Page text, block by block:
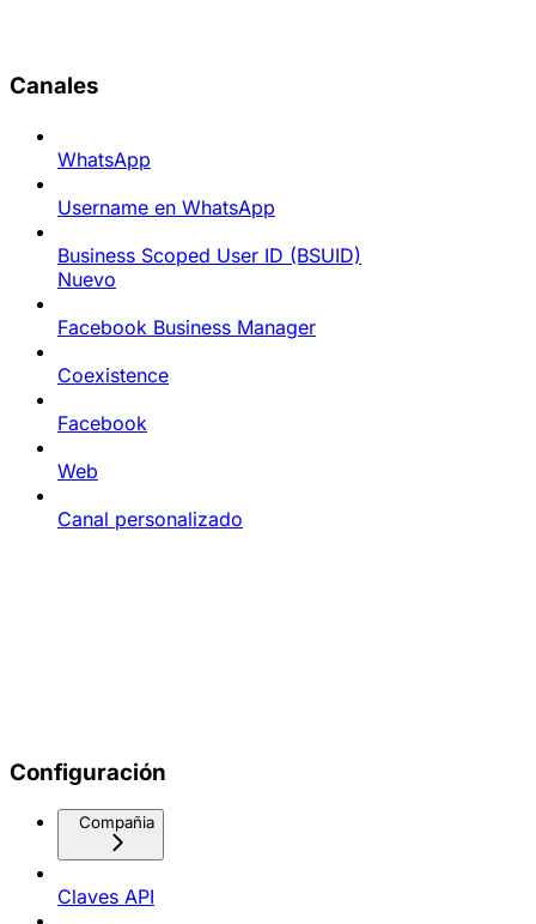
Canales
WhatsApp
Username en WhatsApp
Business Scoped User ID (BSUID)
Nuevo
Facebook Business Manager
Coexistence
Facebook
Web
Canal personalizado
Configuración
Compañia
Claves API